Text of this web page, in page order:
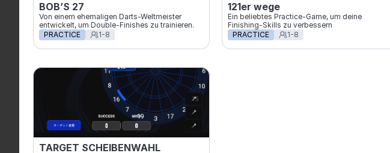
BOB’S 27
Von einem ehemaligen Darts-Weltmeister
entwickelt, um Double-Finishes zu trainieren.
PRACTICE
1-8
121er wege
Ein beliebtes Practice-Game, um deine
Finishing-Skills zu verbessern
PRACTICE
1-8
TARGET SCHEIBENWAHL